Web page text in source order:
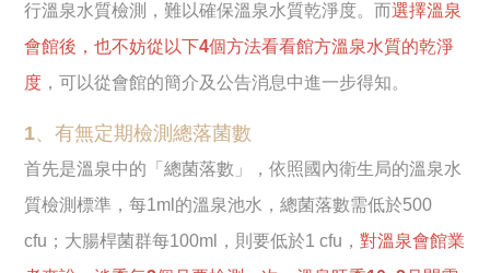
行溫泉水質檢測，難以確保溫泉水質乾淨度。而選擇溫泉
會館後，也不妨從以下4個方法看看館方溫泉水質的乾淨
度 ，可以從會館的簡介及公告消息中進一步得知。
1、有無定期檢測總落菌數
首先是溫泉中的「總菌落數」，依照國內衛生局的溫泉水
質檢測標準，每1ml的溫泉池水，總菌落數需低於500
cfu；大腸桿菌群每100ml，則要低於1 cfu，對溫泉會館業